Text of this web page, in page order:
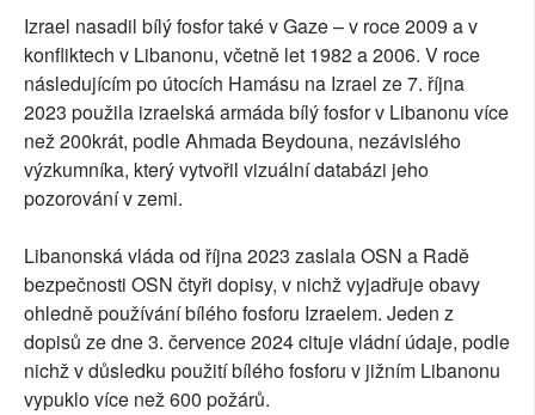
Izrael nasadil bílý fosfor také v Gaze – v roce 2009 a v
konfliktech v Libanonu, včetně let 1982 a 2006. V roce
následujícím po útocích Hamásu na Izrael ze 7. října
2023 použila izraelská armáda bílý fosfor v Libanonu více
než 200krát, podle Ahmada Beydouna, nezávislého
výzkumníka, který vytvořil vizuální databázi jeho
pozorování v zemi.
Libanonská vláda od října 2023 zaslala OSN a Radě
bezpečnosti OSN čtyři dopisy, v nichž vyjadřuje obavy
ohledně používání bílého fosforu Izraelem. Jeden z
dopisů ze dne 3. července 2024 cituje vládní údaje, podle
nichž v důsledku použití bílého fosforu v jižním Libanonu
vypuklo více než 600 požárů.